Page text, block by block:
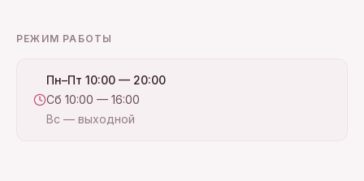
РЕЖИМ РАБОТЫ
Пн–Пт 10:00 — 20:00
Сб 10:00 — 16:00
Вс — выходной